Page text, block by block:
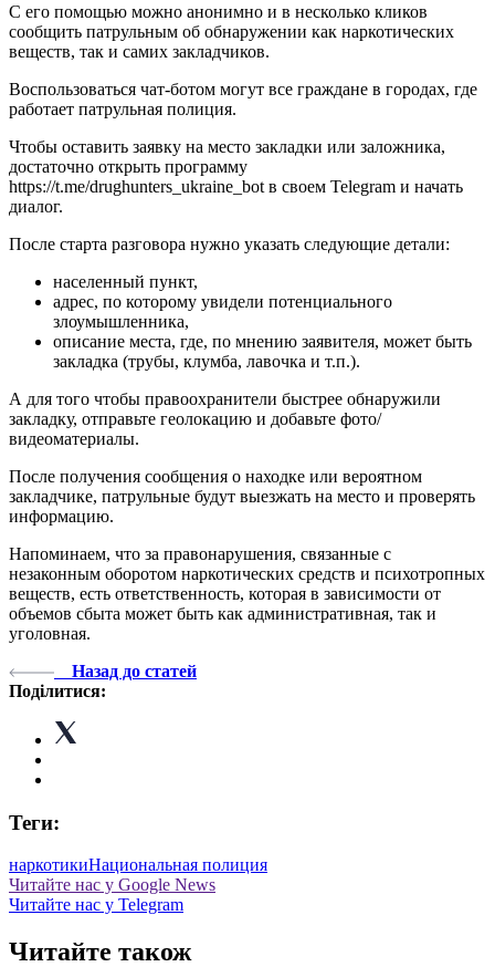
С его помощью можно анонимно и в несколько кликов
сообщить патрульным об обнаружении как наркотических
веществ, так и самих закладчиков.
Воспользоваться чат-ботом могут все граждане в городах, где
работает патрульная полиция.
Чтобы оставить заявку на место закладки или заложника,
достаточно открыть программу
https://t.me/drughunters_ukraine_bot в своем Telegram и начать
диалог.
После старта разговора нужно указать следующие детали:
населенный пункт,
адрес, по которому увидели потенциального
злоумышленника,
описание места, где, по мнению заявителя, может быть
закладка (трубы, клумба, лавочка и т.п.).
А для того чтобы правоохранители быстрее обнаружили
закладку, отправьте геолокацию и добавьте фото/
видеоматериалы.
После получения сообщения о находке или вероятном
закладчике, патрульные будут выезжать на место и проверять
информацию.
Напоминаем, что за правонарушения, связанные с
незаконным оборотом наркотических средств и психотропных
веществ, есть ответственность, которая в зависимости от
объемов сбыта может быть как административная, так и
уголовная.
Назад до статей
Поділитися:
Теги:
наркотикиНациональная полиция
Читайте нас у Google News
Читайте нас у Telegram
Читайте також